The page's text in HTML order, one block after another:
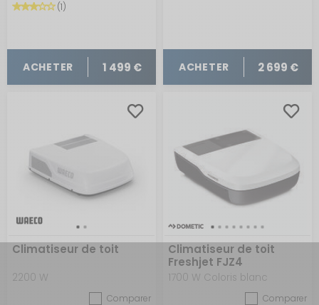
(1)
ACHETER 1 499 € ACHETER 2 699 €
Climatiseur de toit
2200 W
Comparer
Climatiseur de toit
Freshjet FJZ4
1700 W Coloris blanc
Comparer